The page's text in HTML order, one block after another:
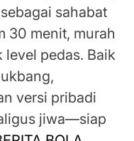
sahabat
30 menit, murah
pedas. Baik
versi pribadi
jiwa—siap